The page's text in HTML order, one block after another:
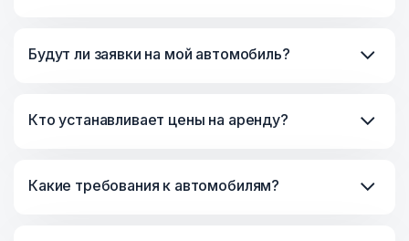
Будут ли заявки на мой автомобиль?
Кто устанавливает цены на аренду?
Какие требования к автомобилям?